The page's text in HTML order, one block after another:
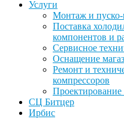
Услуги
Монтаж и пуско-
Поставка
компонентов и
Сервисное
Оснащение
Ремонт и
компрессоров
Проектирование
СЦ Битцер
Ирбис